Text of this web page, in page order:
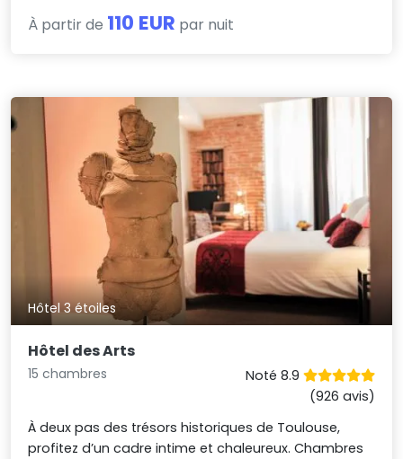
À partir de 110 EUR par nuit
Hôtel 3 étoiles
Hôtel des Arts
15 chambres
Noté 8.9
(926 avis)
À deux pas des trésors historiques de Toulouse,
profitez d’un cadre intime et chaleureux. Chambres